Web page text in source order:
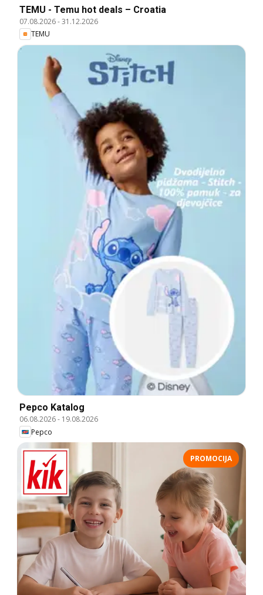
TEMU - Temu hot deals – Croatia
07.08.2026-31.12.2026
TEMU
Pepco Katalog
06.08.2026- 19.08.2026
Pepco
PROMOCIJA